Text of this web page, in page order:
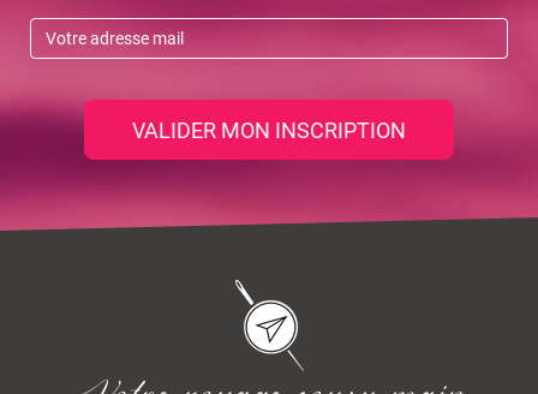
VALIDER MON INSCRIPTION